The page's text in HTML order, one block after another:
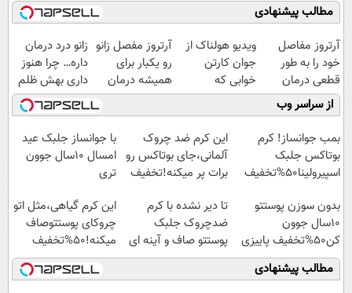
مطالب پیشنهادی
آرتروز مفاصل
خود را به طور
قطعی درمان
کنید!
◗پرسش‌نامه◖
ویدیو هولناک از
جوان کارتن
خوابی که
میلیاردر شد.
آموزش رایگان
آرتروز مفصل زانو
رو یکبار برای
همیشه درمان
کن!
◗پرسش‌نامه◖
زانو درد درمان
داره… چرا هنوز
داری بهش ظلم
می‌کنی؟
از سراسر وب
بمب جوانساز! کرم
بوتاکس جلبک
اسپیرولینا50%تخفیف
این کرم ضد چروک
آلمانی،جای بوتاکس رو
برات پر میکنه!تخفیف
با جوانساز جلبک عید
امسال ۱۰سال جوون
تری
بدون سوزن پوستتو
10سال جوون
کن50%تخفیف پاییزی
تا دیر نشده با کرم
ضدچروک جلبک
پوستتو صاف و آینه ای
کن!
این کرم گیاهی،مثل اتو
چروکای پوستتوصاف
میکنه!50%تخفیف
مطالب پیشنهادی